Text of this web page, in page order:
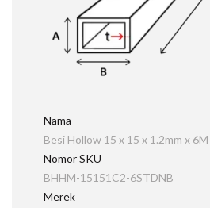
Nama
Besi Hollow 15 x 15 x 1.2mm x
Nomor SKU
BHHM-15151C2-6STDNB
Merek